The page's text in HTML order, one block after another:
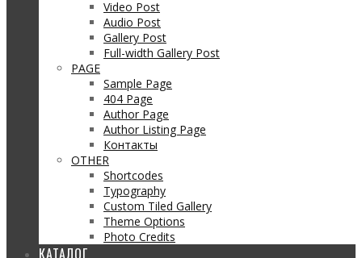
Video Post
Audio Post
Gallery Post
Full-width Gallery Post
PAGE
Sample Page
404 Page
Author Page
Author Listing Page
Контакты
OTHER
Shortcodes
Typography
Custom Tiled Gallery
Theme Options
Photo Credits
КАТАЛОГ